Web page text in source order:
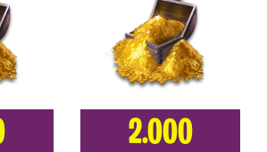
2.000